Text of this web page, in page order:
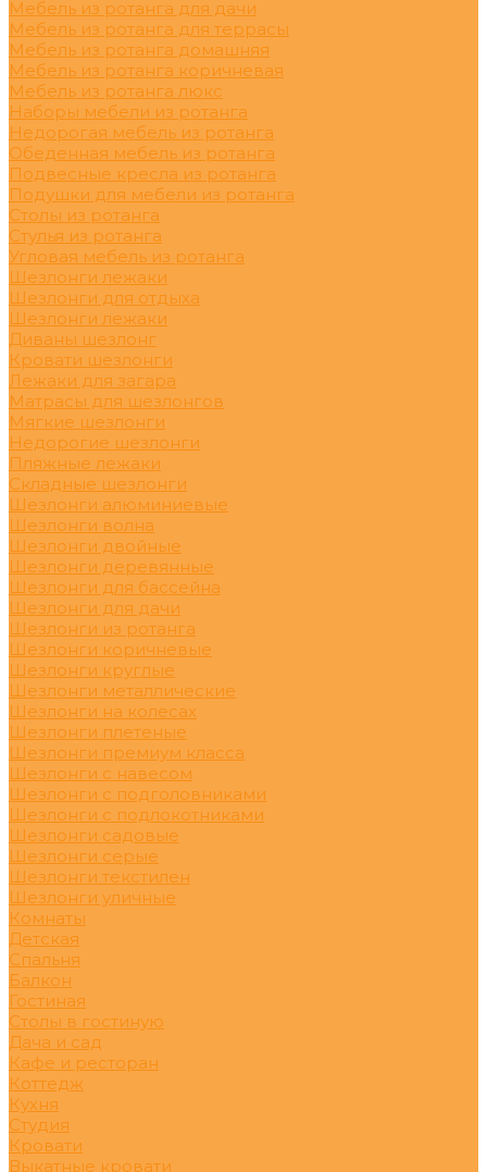
Мебель из ротанга для дачи
Мебель из ротанга для террасы
Мебель из ротанга домашняя
Мебель из ротанга коричневая
Мебель из ротанга люкс
Наборы мебели из ротанга
Недорогая мебель из ротанга
Обеденная мебель из ротанга
Подвесные кресла из ротанга
Подушки для мебели из ротанга
Столы из ротанга
Стулья из ротанга
Угловая мебель из ротанга
Шезлонги лежаки
Шезлонги для отдыха
Шезлонги лежаки
Диваны шезлонг
Кровати шезлонги
Лежаки для загара
Матрасы для шезлонгов
Мягкие шезлонги
Недорогие шезлонги
Пляжные лежаки
Складные шезлонги
Шезлонги алюминиевые
Шезлонги волна
Шезлонги двойные
Шезлонги деревянные
Шезлонги для бассейна
Шезлонги для дачи
Шезлонги из ротанга
Шезлонги коричневые
Шезлонги круглые
Шезлонги металлические
Шезлонги на колесах
Шезлонги плетеные
Шезлонги премиум класса
Шезлонги с навесом
Шезлонги с подголовниками
Шезлонги с подлокотниками
Шезлонги садовые
Шезлонги серые
Шезлонги текстилен
Шезлонги уличные
Комнаты
Детская
Спальня
Балкон
Гостиная
Столы в гостиную
Дача и сад
Кафе и ресторан
Коттедж
Кухня
Студия
Кровати
Выкатные кровати